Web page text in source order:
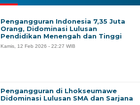
Pengangguran Indonesia 7,35 Juta
Orang, Didominasi Lulusan
Pendidikan Menengah dan Tinggi
Kamis, 12 Feb 2026 - 22:27 WIB
Pengangguran di Lhokseumawe
Didominasi Lulusan SMA dan Sarjana